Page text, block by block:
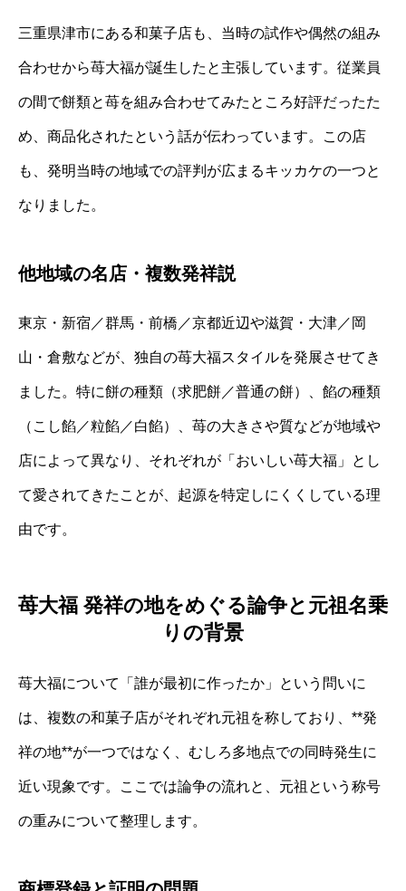
三重県津市にある和菓子店も、当時の試作や偶然の組み
合わせから苺大福が誕生したと主張しています。従業員
の間で餅類と苺を組み合わせてみたところ好評だったた
め、商品化されたという話が伝わっています。この店
も、発明当時の地域での評判が広まるキッカケの一つと
なりました。
他地域の名店・複数発祥説
東京・新宿／群馬・前橋／京都近辺や滋賀・大津／岡
山・倉敷などが、独自の苺大福スタイルを発展させてき
ました。特に餅の種類（求肥餅／普通の餅）、餡の種類
（こし餡／粒餡／白餡）、苺の大きさや質などが地域や
店によって異なり、それぞれが「おいしい苺大福」とし
て愛されてきたことが、起源を特定しにくくしている理
由です。
苺大福 発祥の地をめぐる論争と元祖名乗
りの背景
苺大福について「誰が最初に作ったか」という問いに
は、複数の和菓子店がそれぞれ元祖を称しており、**発
祥の地**が一つではなく、むしろ多地点での同時発生に
近い現象です。ここでは論争の流れと、元祖という称号
の重みについて整理します。